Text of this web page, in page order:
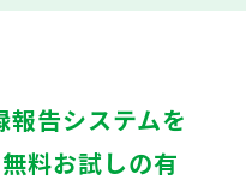
告システムを
料お試しの有